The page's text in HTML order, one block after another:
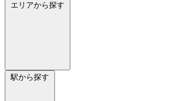
エリアから探す
駅から探す